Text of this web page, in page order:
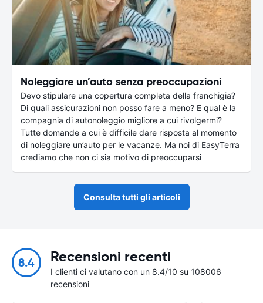
Noleggiare un’auto senza preoccupazioni
Devo stipulare una copertura completa della franchigia?
Di quali assicurazioni non posso fare a meno? E qual è la
compagnia di autonoleggio migliore a cui rivolgermi?
Tutte domande a cui è difficile dare risposta al momento
di noleggiare un’auto per le vacanze. Ma noi di EasyTerra
crediamo che non ci sia motivo di preoccuparsi
Consulta tutti gli articoli
8.4 Recensioni recenti
I clienti ci valutano con un 8.4/10 su 108006
recensioni